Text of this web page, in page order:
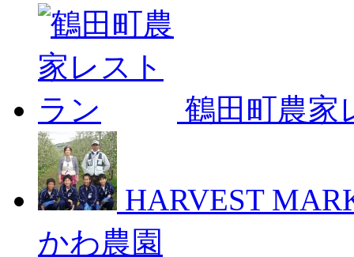
鶴田町農家
HARVEST
かわ農園